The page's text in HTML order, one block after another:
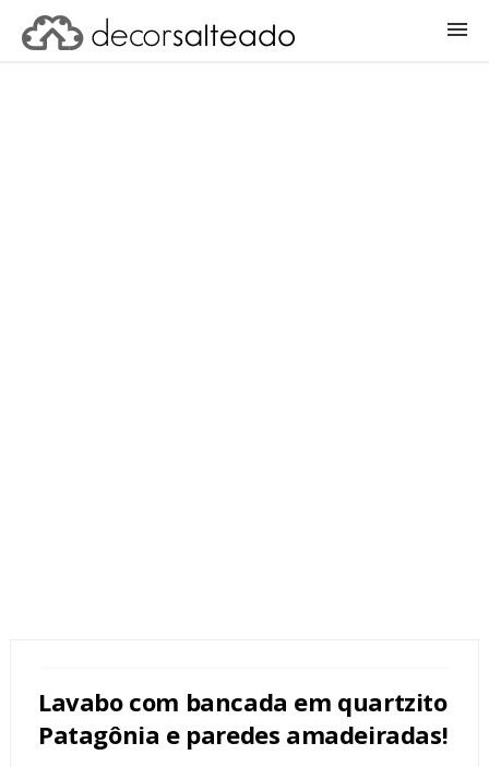
Lavabo com bancada em quartzito
Patagônia e paredes amadeiradas!